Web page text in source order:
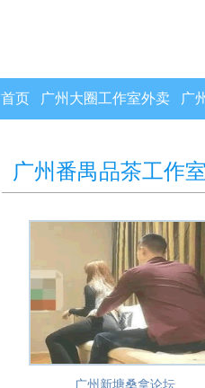
首页 广州大圈工作室外卖 广
广州番禺品茶工作
广州新塘桑拿论坛